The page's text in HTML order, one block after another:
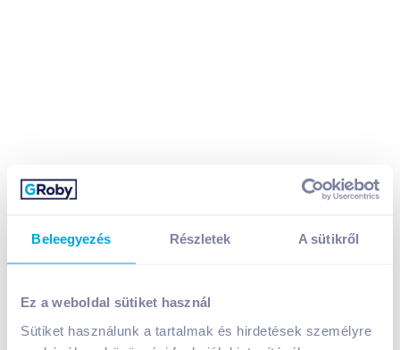
Beleegyezés Részletek A sütikről
Ez a weboldal sütiket használ
Sütiket használunk a tartalmak és hirdetések személyre
Varga Egri Bikavér 2023 0,75 l száraz vörösbor
Nettó eladási ár: 1 102
Visszaváltási díj: 150 Ft/db